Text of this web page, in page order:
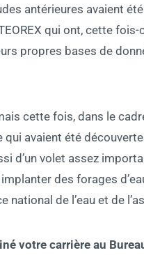
antérieures avaient
qui ont, cette
propres bases de
cette fois, dans le
avaient été
d’un volet assez
des forages
national de l’eau et de
votre carrière au